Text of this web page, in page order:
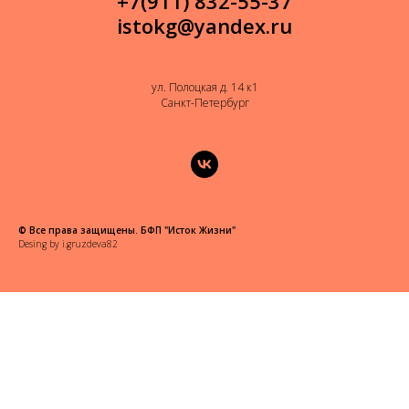
istokg@yandex.ru
ул. Полоцкая д. 14 к1
Санкт-Петербург
© Все права защищены. БФП "Исток Жизни"
Desing by i.gruzdeva82